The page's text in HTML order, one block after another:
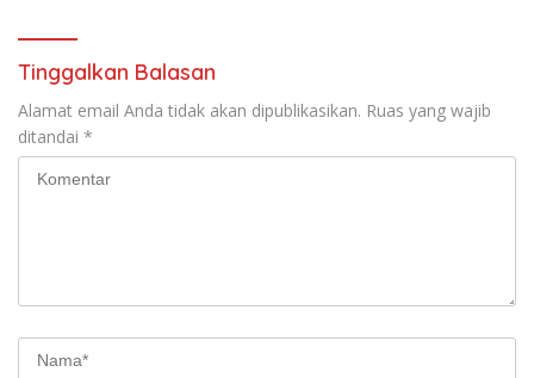
Tinggalkan Balasan
Alamat email Anda tidak akan dipublikasikan. Ruas yang wajib
ditandai *